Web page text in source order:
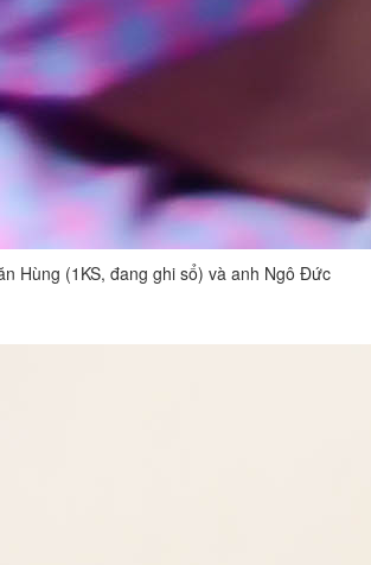
Hùng (1KS, đang ghi sổ) và anh Ngô Đức